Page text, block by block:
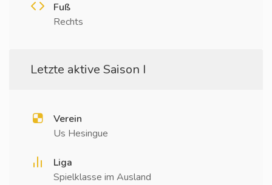
Fuß
Rechts
Letzte aktive Saison I
Verein
Us Hesingue
Liga
Spielklasse im Ausland